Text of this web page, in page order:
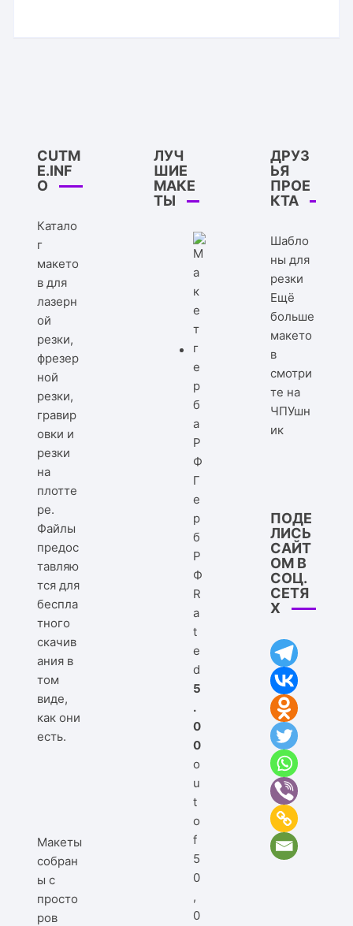
CUTM
E.INF
O
Катало
г
макето
в для
лазерн
ой
резки,
фрезер
ной
резки,
гравир
овки и
резки
на
плотте
ре.
Файлы
предос
тавляю
тся для
беспла
тного
скачив
ания в
том
виде,
как они
есть.
Макеты
собран
ы с
просто
ров
ЛУЧ
ШИЕ
МАКЕ
ТЫ
Г
е
р
б
Р
Ф
R
a
t
e
d
5
.
0
0
o
u
t
o
f
5
0
,
0
ДРУЗ
ЬЯ
ПРОЕ
КТА
Шабло
ны для
резки
Ещё
больше
макето
в
смотри
те на
ЧПУшн
ик
ПОДЕ
ЛИСЬ
САЙТ
ОМ В
СОЦ.
СЕТЯ
Х